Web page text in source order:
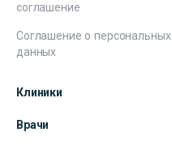
соглашение
Соглашение о персональных
данных
Клиники
Врачи